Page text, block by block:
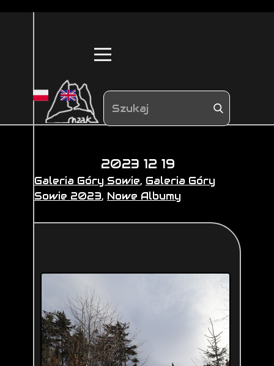
2023 12 19
Galeria Góry Sowie, Galeria Góry
Sowie 2023, Nowe Albumy